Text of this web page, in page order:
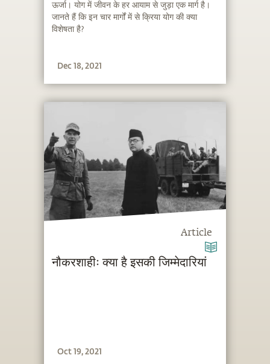
ऊर्जा। योग में जीवन के हर आयाम से जुड़ा एक मार्ग है।
जानते हैं कि इन चार मार्गों में से क्रिया योग की क्या
विशेषता है?
Dec 18, 2021
Article
नौकरशाहीः क्‍या है इसकी जिम्‍मेदारियां
Oct 19, 2021